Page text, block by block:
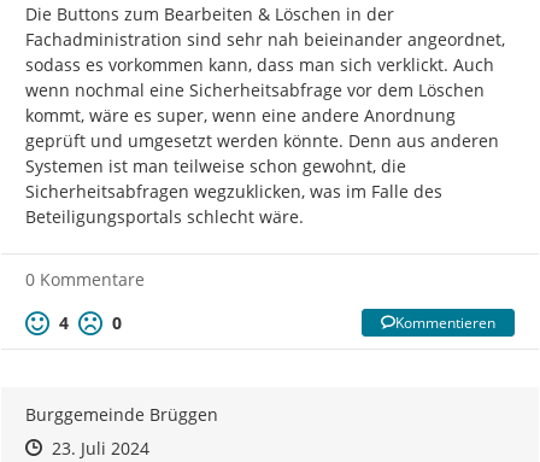
Die Buttons zum Bearbeiten & Löschen in der
Fachadministration sind sehr nah beieinander angeordnet,
sodass es vorkommen kann, dass man sich verklickt. Auch
wenn nochmal eine Sicherheitsabfrage vor dem Löschen
kommt, wäre es super, wenn eine andere Anordnung
geprüft und umgesetzt werden könnte. Denn aus anderen
Systemen ist man teilweise schon gewohnt, die
Sicherheitsabfragen wegzuklicken, was im Falle des
Beteiligungsportals schlecht wäre.
0 Kommentare
4
0 Kommentieren
Burggemeinde Brüggen
Zeitpunkt des Erstellens
Zeitpunkt des Erstellens
23. Juli 2024Zur Äußerung